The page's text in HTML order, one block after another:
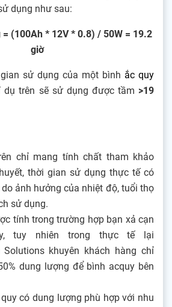
dụng như sau:
(100Ah * 12V * 0.8) / 50W = 19.2
giờ
sử dụng của một bình ắc quy
dụ trên sẽ sử dụng được tầm >19
chỉ mang tính chất tham khảo
thời gian sử dụng thực tế có
ảnh hưởng của nhiệt độ, tuổi thọ
sử dụng.
tính trong trường hợp bạn xả cạn
tuy nhiên trong thực tế lại
Solutions khuyên khách hàng chỉ
dung lượng để bình acquy bên
có dung lượng phù hợp với nhu